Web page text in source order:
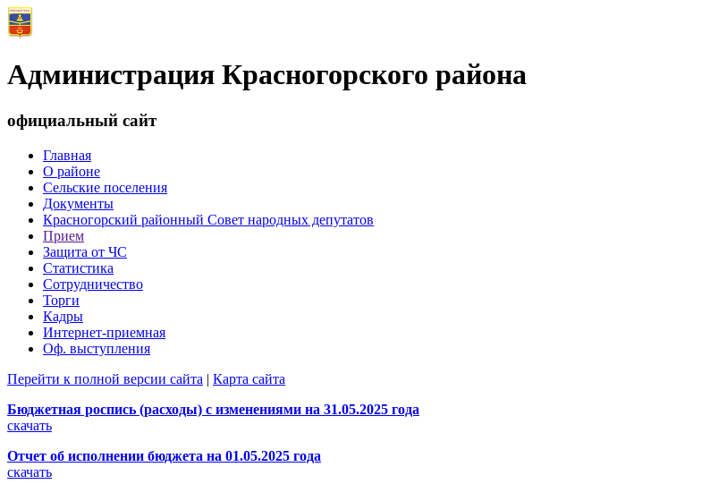
Администрация Красногорского района
официальный сайт
Главная
О районе
Сельские поселения
Документы
Красногорский районный Совет народных депутатов
Прием
Защита от ЧС
Статистика
Сотрудничество
Торги
Кадры
Интернет-приемная
Оф. выступления
Перейти к полной версии сайта | Карта сайта
Бюджетная роспись (расходы) с изменениями на 31.05.2025 года
скачать
Отчет об исполнении бюджета на 01.05.2025 года
скачать